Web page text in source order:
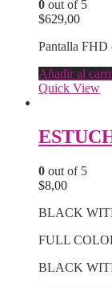
0 out of 5
$629,00
Pantalla FHD
Añadir al
Quick View
0 out of 5
$8,00
BLACK
FULL
BLACK